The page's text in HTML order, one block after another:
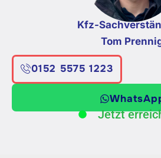
Kfz-
Tom
0152 5575 1223
Jetzt